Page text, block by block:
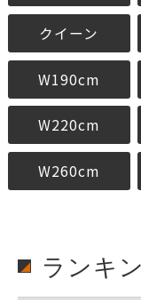
クイーン
W190cm
W220cm
W260cm
ランキ